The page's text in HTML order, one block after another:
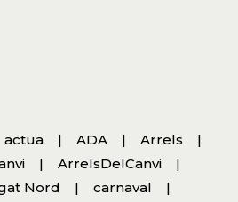
actua ADA
Arrels
ArrelsDelCanvi
Nord
carnaval